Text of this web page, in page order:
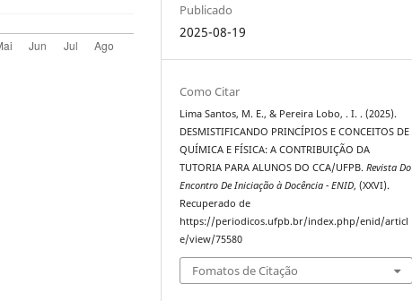
Publicado
2025-08-19
Como Citar
Lima Santos, M. E., & Pereira Lobo, . I. . (2025).
DESMISTIFICANDO PRINCÍPIOS E CONCEITOS DE
QUÍMICA E FÍSICA: A CONTRIBUIÇÃO DA
TUTORIA PARA ALUNOS DO CCA/UFPB.Revista Do
Encontro De Iniciação à Docência - ENID, (XXVI).
Recuperado de
https://periodicos.ufpb.br/index.php/enid/articl
e/view/75580
Fomatos de Citação